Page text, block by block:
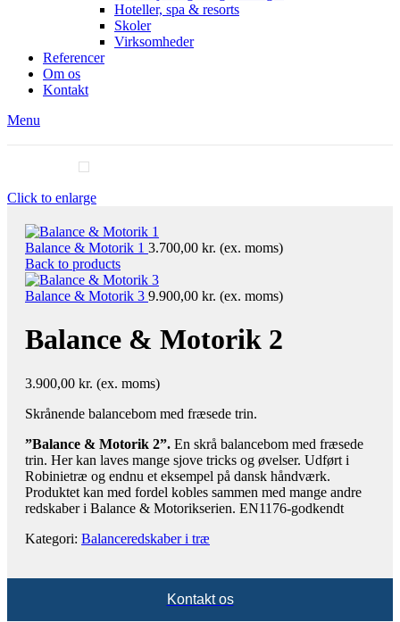
Hoteller, spa & resorts
Skoler
Virksomheder
Referencer
Om os
Kontakt
Menu
Click to enlarge
Balance & Motorik 1 3.700,00 kr. (ex. moms)
Back to products
Balance & Motorik 3 9.900,00 kr. (ex. moms)
Balance & Motorik 2
3.900,00 kr. (ex. moms)
Skrånende balancebom med fræsede trin.
”Balance & Motorik 2”. En skrå balancebom med fræsede
trin. Her kan laves mange sjove tricks og øvelser. Udført i
Robinietræ og endnu et eksempel på dansk håndværk.
Produktet kan med fordel kobles sammen med mange andre
redskaber i Balance & Motorikserien. EN1176-godkendt
Kategori: Balanceredskaber i træ
Kontakt os